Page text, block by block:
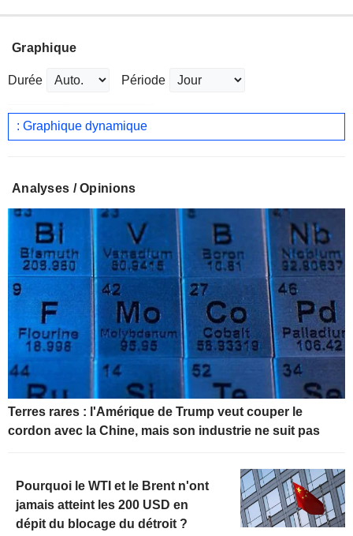
Graphique
Durée Période
: Graphique dynamique
Analyses / Opinions
Terres rares : l'Amérique de Trump veut couper le
cordon avec la Chine, mais son industrie ne suit pas
Pourquoi le WTI et le Brent n'ont
jamais atteint les 200 USD en
dépit du blocage du détroit ?